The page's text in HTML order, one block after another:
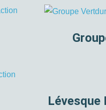
Lévesque